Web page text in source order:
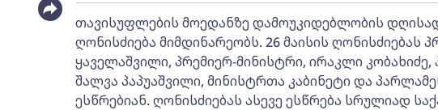
თავისუფლების მოედანზე დამოუკიდებლობის
ღონისძიება მიმდინარეობს. 26 მაისის ღონისძიებას
ყაველაშვილი, პრემიერ-მინისტრი, ირაკლი
შალვა პაპუაშვილი, მინისტრთა კაბინეტი და
ესწრებიან. ღონისძიებას ასევე ესწრება სრულიად